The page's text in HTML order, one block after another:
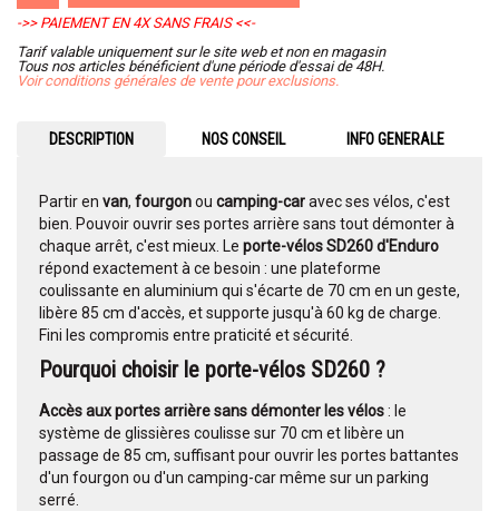
->> PAIEMENT EN 4X SANS FRAIS <<-
Tarif valable uniquement sur le site web et non en magasin
Tous nos articles bénéficient d'une période d'essai de 48H.
Voir conditions générales de vente pour exclusions.
DESCRIPTION NOS CONSEIL INFO GENERALE
Partir en van, fourgonou camping-caravec ses vélos, c'est
bien. Pouvoir ouvrir ses portes arrière sans tout démonter à
chaque arrêt, c'est mieux. Le porte-vélos SD260 d'Enduro
répond exactement à ce besoin : une plateforme
coulissante en aluminium qui s'écarte de 70 cm en un geste,
libère 85 cm d'accès, et supporte jusqu'à 60 kg de charge.
Fini les compromis entre praticité et sécurité.
Pourquoi choisir le porte-vélos SD260 ?
Accès aux portes arrière sans démonter les vélos: le
système de glissières coulisse sur 70 cm et libère un
passage de 85 cm, suffisant pour ouvrir les portes battantes
d'un fourgon ou d'un camping-car même sur un parking
serré.